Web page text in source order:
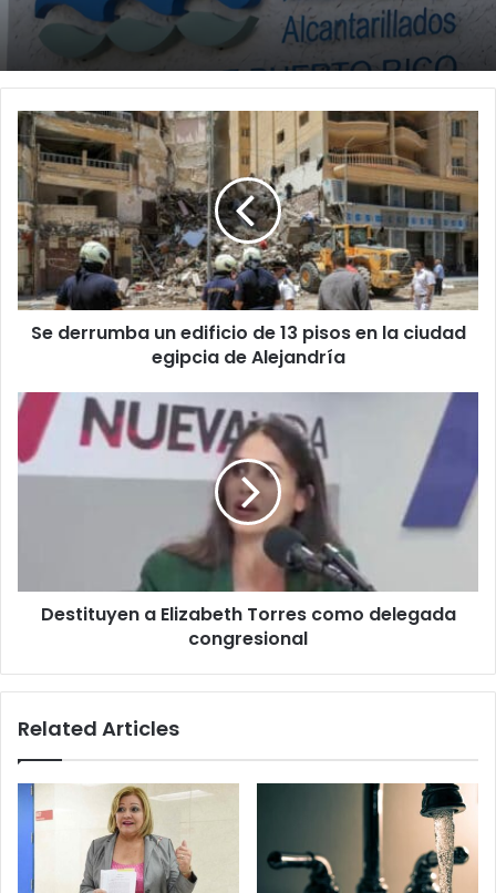
Se
derrumba
un
edificio
de
13
pisos
en
la
ciudad
Alejandría
Se derrumba un edificio de 13 pisos en la ciudad
egipcia de Alejandría
Destituyen
Elizabeth
Torres
Destituyen a Elizabeth Torres como delegada
congresional
Related Articles